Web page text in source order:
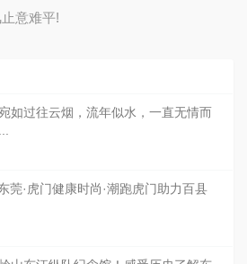
意难平!
如过往云烟，流年似水，一直无情而
莞·虎门健康时尚·潮跑虎门助力百县